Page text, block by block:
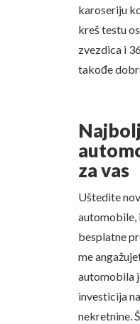
karoseriju
kreš testu
zvezdica i
takođe
za vas
Uštedite
besplatne
me
automobila
investicija
nekretnine.